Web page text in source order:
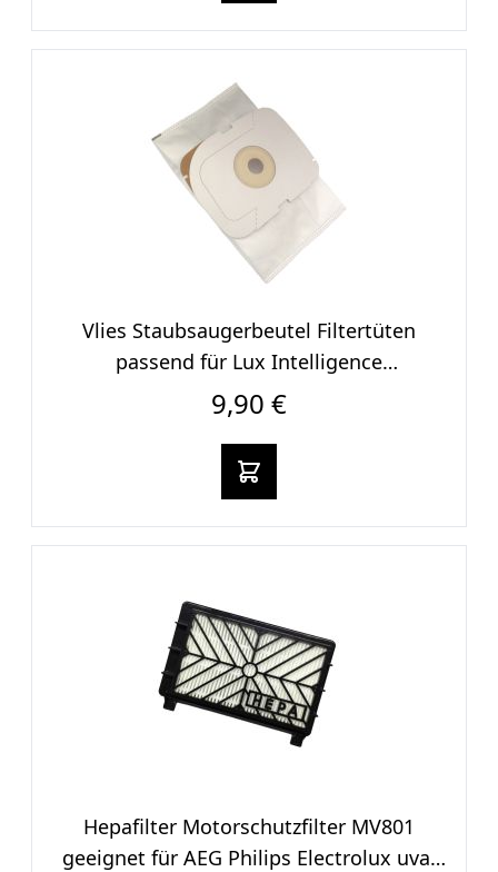
Vlies Staubsaugerbeut​el Filtertüten
passend für Lux Intelligence
Staubcontainer
9,90 €
In den warenkorb
Hepafilter Motorschutzfilter MV801
geeignet für AEG Philips Electrolux uva.